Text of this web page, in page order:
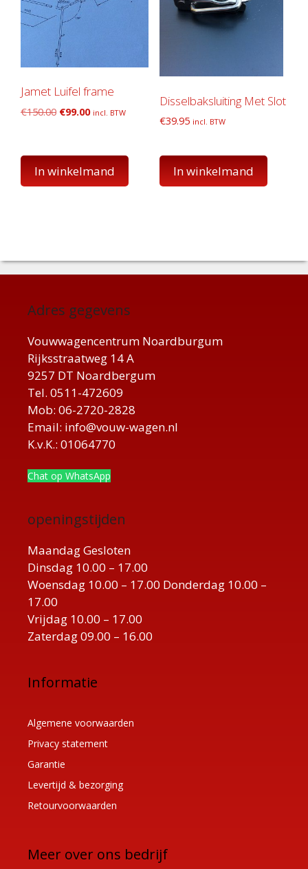
Jamet Luifel frame
€150.00 Oorspronkelijke
€150.00.
€99.00Huidige
€99.00.
incl. BTW
In winkelmand
Disselbaksluiting Met Slot
€39.95 incl. BTW
In winkelmand
Adres gegevens
Vouwwagencentrum Noardburgum
Rijksstraatweg 14 A
9257 DT Noardbergum
Tel. 0511-472609
Mob: 06-2720-2828
Email: info@vouw-wagen.nl
K.v.K.: 01064770
Chat op WhatsApp
openingstijden
Maandag Gesloten
Dinsdag 10.00 – 17.00
Woensdag 10.00 – 17.00 Donderdag 10.00 –
17.00
Vrijdag 10.00 – 17.00
Zaterdag 09.00 – 16.00
Informatie
Algemene voorwaarden
Privacy statement
Garantie
Levertijd & bezorging
Retourvoorwaarden
Meer over ons bedrijf